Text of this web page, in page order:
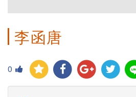
李函唐
0